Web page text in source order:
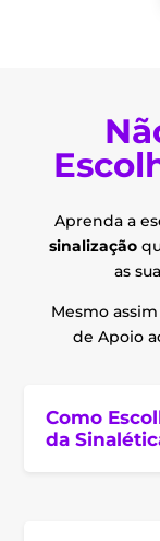
Aprenda a
sinalização
as
Mesmo
de Apoio
Como
da